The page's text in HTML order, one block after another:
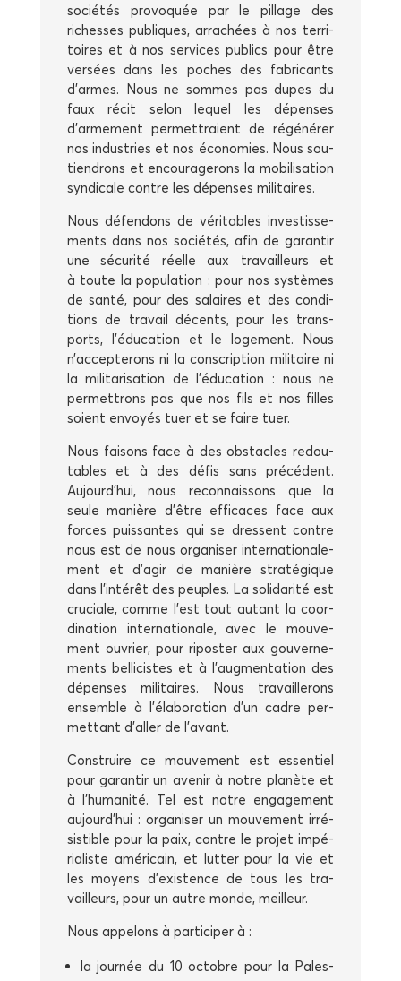
socié­tés pro­vo­quée par le pillage des
richesses publiques, arra­chées à nos ter­ri­
toires et à nos ser­vices publics pour être
ver­sées dans les poches des fabri­cants
d’armes. Nous ne sommes pas dupes du
faux récit selon lequel les dépenses
d’armement per­met­traient de régé­né­rer
nos indus­tries et nos éco­no­mies. Nous sou­
tien­drons et encou­ra­ge­rons la mobi­li­sa­tion
syn­di­cale contre les dépenses militaires.
Nous défen­dons de véri­tables inves­tis­se­
ments dans nos socié­tés, afin de garan­tir
une sécu­ri­té réelle aux tra­vailleurs et
à toute la popu­la­tion : pour nos sys­tèmes
de san­té, pour des salaires et des condi­
tions de tra­vail décents, pour les trans­
ports, l’éducation et le loge­ment. Nous
n’accepterons ni la conscrip­tion mili­taire ni
la mili­ta­ri­sa­tion de l’éducation : nous ne
per­met­trons pas que nos fils et nos filles
soient envoyés tuer et se faire tuer.
Nous fai­sons face à des obs­tacles redou­
tables et à des défis sans pré­cé­dent.
Aujourd’hui, nous recon­nais­sons que la
seule manière d’être effi­caces face aux
forces puis­santes qui se dressent contre
nous est de nous orga­ni­ser inter­na­tio­na­le­
ment et d’agir de manière stra­té­gique
dans l’intérêt des peuples. La soli­da­ri­té est
cru­ciale, comme l’est tout autant la coor­
di­na­tion inter­na­tio­nale, avec le mou­ve­
ment ouvrier, pour ripos­ter aux gou­ver­ne­
ments bel­li­cistes et à l’augmentation des
dépenses mili­taires. Nous tra­vaille­rons
ensemble à l’élaboration d’un cadre per­
met­tant d’aller de l’avant.
Construire ce mou­ve­ment est essen­tiel
pour garan­tir un ave­nir à notre pla­nète et
à l’humanité. Tel est notre enga­ge­ment
aujourd’hui : orga­ni­ser un mou­ve­ment irré­
sis­tible pour la paix, contre le pro­jet impé­
ria­liste amé­ri­cain, et lut­ter pour la vie et
les moyens d’existence de tous les tra­
vailleurs, pour un autre monde, meilleur.
Nous appe­lons à par­ti­ci­per à :
la jour­née du 10 octobre pour la Pales­